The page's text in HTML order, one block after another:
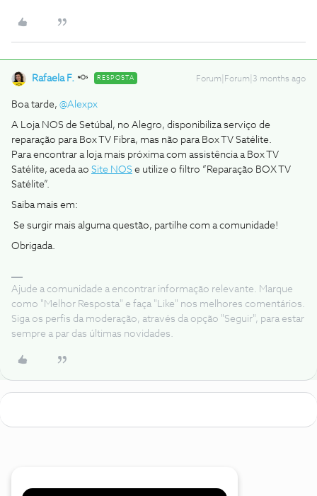
Rafaela F. RESPOSTA Forum|Forum|3 months ago
Boa tarde, ​ @Alexpx
A Loja NOS de Setúbal, no Alegro, disponibiliza serviço de
reparação para Box TV Fibra, mas não para Box TV Satélite.
Para encontrar a loja mais próxima com assistência a Box TV
Satélite, aceda ao Site NOS e utilize o filtro “Reparação BOX TV
Satélite”.
Saiba mais em:
Se surgir mais alguma questão, partilhe com a comunidade!
Obrigada.
Ajude a comunidade a encontrar informação relevante. Marque
como "Melhor Resposta" e faça "Like" nos melhores comentários.
Siga os perfis da moderação, através da opção "Seguir", para estar
sempre a par das últimas novidades.